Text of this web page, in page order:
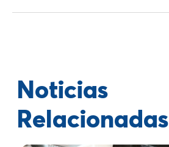
Noticias
Relacionadas